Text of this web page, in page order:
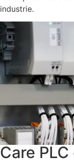
industrie.
Care